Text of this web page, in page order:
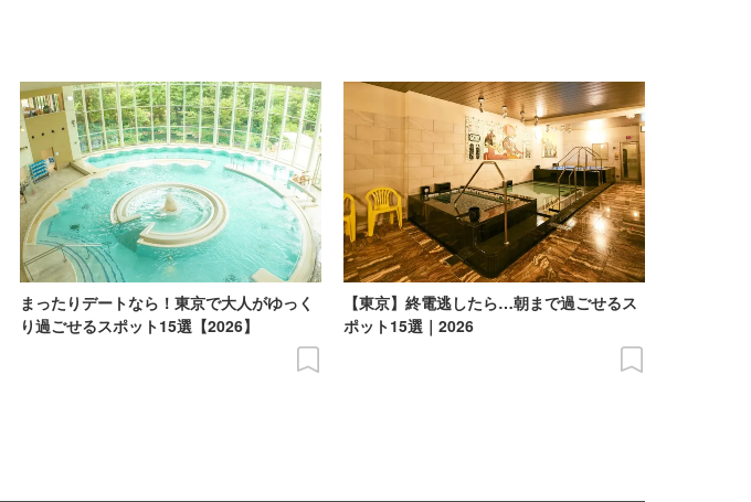
まったりデートなら！東京で大人がゆっく
り過ごせるスポット15選【2026】
【東京】終電逃したら…朝まで過ごせるス
ポット15選｜2026